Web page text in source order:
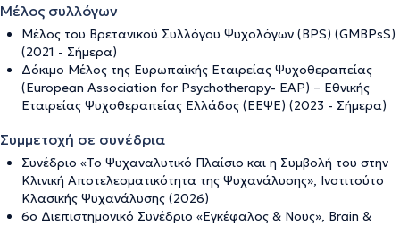
Μέλος συλλόγων
Μέλος του Βρετανικού Συλλόγου Ψυχολόγων (BPS) (GMBPsS)
(2021 - Σήμερα)
Δόκιμο Μέλος της Ευρωπαϊκής Εταιρείας Ψυχοθεραπείας
(European Association for Psychotherapy- EAP) – Εθνικής
Εταιρείας Ψυχοθεραπείας Ελλάδος (ΕΕΨΕ) (2023 - Σήμερα)
Συμμετοχή σε συνέδρια
Συνέδριο «Το Ψυχαναλυτικό Πλαίσιο και η Συμβολή του στην
Κλινική Αποτελεσματικότητα της Ψυχανάλυσης», Ινστιτούτο
Κλασικής Ψυχανάλυσης (2026)
6ο Διεπιστημονικό Συνέδριο «Εγκέφαλος & Νους», Brain &